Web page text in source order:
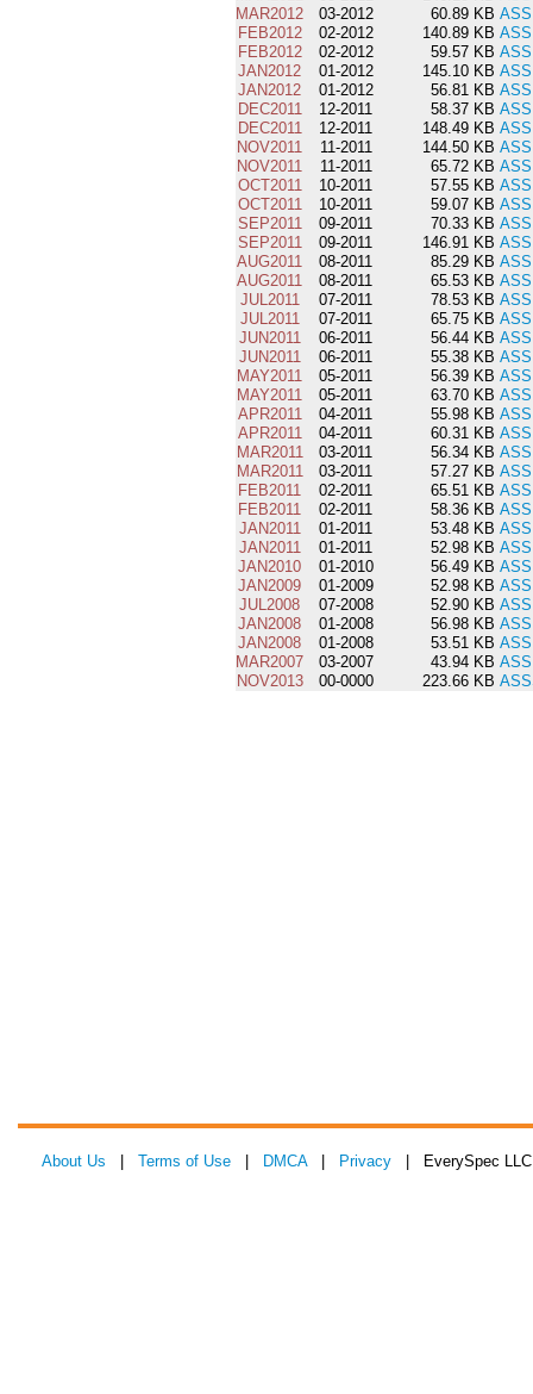
MAR2012
03-2012 60.89 KB
FEB2012
02-2012 140.89 KB
FEB2012
02-2012 59.57 KB
JAN2012
01-2012 145.10 KB
JAN2012
01-2012 56.81 KB
DEC2011
12-2011 58.37 KB
DEC2011
12-2011 148.49 KB
NOV2011
11-2011 144.50 KB
NOV2011
11-2011 65.72 KB
OCT2011
10-2011 57.55 KB
OCT2011
10-2011 59.07 KB
SEP2011
09-2011 70.33 KB
SEP2011
09-2011 146.91 KB
AUG2011
08-2011 85.29 KB
AUG2011
08-2011 65.53 KB
JUL2011
07-2011 78.53 KB
JUL2011
07-2011 65.75 KB
JUN2011
06-2011 56.44 KB
JUN2011
06-2011 55.38 KB
MAY2011
05-2011 56.39 KB
MAY2011
05-2011 63.70 KB
APR2011
04-2011 55.98 KB
APR2011
04-2011 60.31 KB
MAR2011
03-2011 56.34 KB
MAR2011
03-2011 57.27 KB
FEB2011
02-2011 65.51 KB
FEB2011
02-2011 58.36 KB
JAN2011
01-2011 53.48 KB
JAN2011
01-2011 52.98 KB
JAN2010
01-2010 56.49 KB
JAN2009
01-2009 52.98 KB
JUL2008
07-2008 52.90 KB
JAN2008
01-2008 56.98 KB
JAN2008
01-2008 53.51 KB
MAR2007
03-2007 43.94 KB
NOV2013
00-0000 223.66 KB
About Us Terms of Use DMCA| Privacy | EverySpec